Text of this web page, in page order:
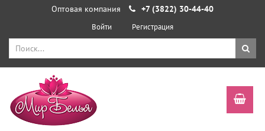
Оптовая компания +7 (3822) 30-44-40
Войти Регистрация